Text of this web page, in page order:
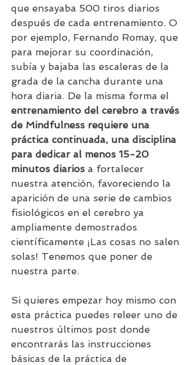
que ensayaba 500 tiros diarios
después de cada entrenamiento. O
por ejemplo, Fernando Romay, que
para mejorar su coordinación,
subía y bajaba las escaleras de la
grada de la cancha durante una
hora diaria. De la misma forma el
entrenamiento del cerebro a través
de Mindfulness requiere una
práctica continuada, una disciplina
para dedicar al menos 15-20
minutos diarios a fortalecer
nuestra atención, favoreciendo la
aparición de una serie de cambios
fisiológicos en el cerebro ya
ampliamente demostrados
científicamente ¡Las cosas no salen
solas! Tenemos que poner de
nuestra parte.
Si quieres empezar hoy mismo con
esta práctica puedes releer uno de
nuestros últimos post donde
encontrarás las instrucciones
básicas de la práctica de